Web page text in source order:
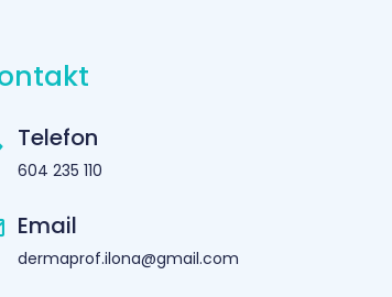
Telefon
604 235 110
Email
dermaprof.ilona@gmail.com